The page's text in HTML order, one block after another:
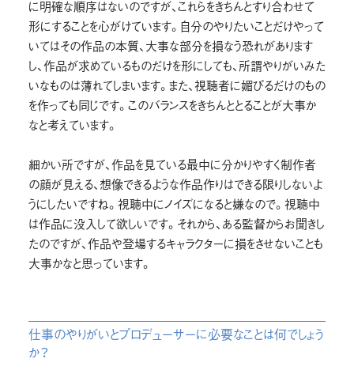
に明確な順序はないのですが、これらをきちんとすり合わせて
形にすることを心がけています。自分のやりたいことだけやって
いてはその作品の本質、大事な部分を損なう恐れがあります
し、作品が求めているものだけを形にしても、所謂やりがいみた
いなものは薄れてしまいます。また、視聴者に媚びるだけのもの
を作っても同じです。このバランスをきちんととることが大事か
なと考えています。
細かい所ですが、作品を見ている最中に分かりやすく制作者
の顔が見える、想像できるような作品作りはできる限りしないよ
うにしたいですね。視聴中にノイズになると嫌なので。視聴中
は作品に没入して欲しいです。それから、ある監督からお聞きし
たのですが、作品や登場するキャラクターに損をさせないことも
大事かなと思っています。
仕事のやりがいとプロデューサーに必要なことは何でしょう
か？